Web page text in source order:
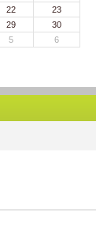
22
23
29
30
5 6